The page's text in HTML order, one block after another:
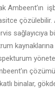
Ambeent’ın
çözülebilir.
sağlayıcıya
binalar,